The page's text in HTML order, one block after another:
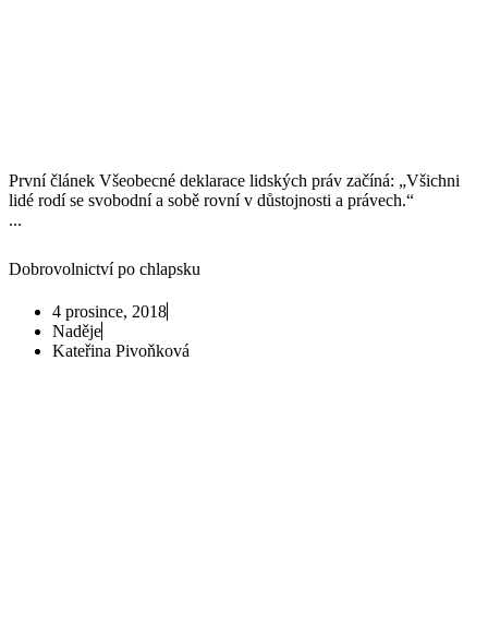
První článek Všeobecné deklarace lidských práv začíná: „Všichni
lidé rodí se svobodní a sobě rovní v důstojnosti a právech.“
...
Dobrovolnictví po chlapsku
4 prosince, 2018
Naděje
Kateřina Pivoňková